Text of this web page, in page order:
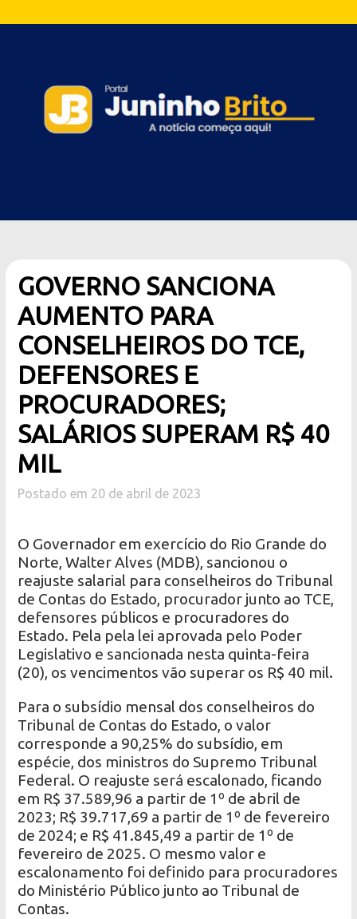
GOVERNO SANCIONA
AUMENTO PARA
CONSELHEIROS DO TCE,
DEFENSORES E
PROCURADORES;
SALÁRIOS SUPERAM R$ 40
MIL
Postado em 20 de abril de 2023
O Governador em exercício do Rio Grande do
Norte, Walter Alves (MDB), sancionou o
reajuste salarial para conselheiros do Tribunal
de Contas do Estado, procurador junto ao TCE,
defensores públicos e procuradores do
Estado. Pela pela lei aprovada pelo Poder
Legislativo e sancionada nesta quinta-feira
(20), os vencimentos vão superar os R$ 40 mil.
Para o subsídio mensal dos conselheiros do
Tribunal de Contas do Estado, o valor
corresponde a 90,25% do subsídio, em
espécie, dos ministros do Supremo Tribunal
Federal. O reajuste será escalonado, ficando
em R$ 37.589,96 a partir de 1º de abril de
2023; R$ 39.717,69 a partir de 1º de fevereiro
de 2024; e R$ 41.845,49 a partir de 1º de
fevereiro de 2025. O mesmo valor e
escalonamento foi definido para procuradores
do Ministério Público junto ao Tribunal de
Contas.